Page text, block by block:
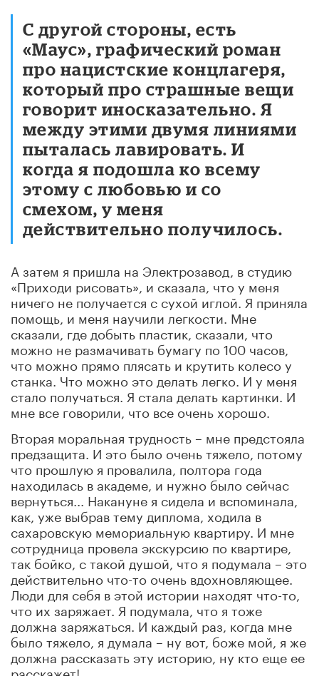
С другой стороны, есть
«Маус», графический роман
про нацистские концлагеря,
который про страшные вещи
говорит иносказательно. Я
между этими двумя линиями
пыталась лавировать. И
когда я подошла ко всему
этому с любовью и со
смехом, у меня
действительно получилось.
А затем я пришла на Электрозавод, в студию
«Приходи рисовать», и сказала, что у меня
ничего не получается с сухой иглой. Я приняла
помощь, и меня научили легкости. Мне
сказали, где добыть пластик, сказали, что
можно не размачивать бумагу по 100 часов,
что можно прямо плясать и крутить колесо у
станка. Что можно это делать легко. И у меня
стало получаться. Я стала делать картинки. И
мне все говорили, что все очень хорошо.
Вторая моральная трудность – мне предстояла
предзащита. И это было очень тяжело, потому
что прошлую я провалила, полтора года
находилась в академе, и нужно было сейчас
вернуться... Накануне я сидела и вспоминала,
как, уже выбрав тему диплома, ходила в
сахаровскую мемориальную квартиру. И мне
сотрудница провела экскурсию по квартире,
так бойко, с такой душой, что я подумала – это
действительно что-то очень вдохновляющее.
Люди для себя в этой истории находят что-то,
что их заряжает. Я подумала, что я тоже
должна заряжаться. И каждый раз, когда мне
было тяжело, я думала – ну вот, боже мой, я же
должна рассказать эту историю, ну кто еще ее
расскажет!